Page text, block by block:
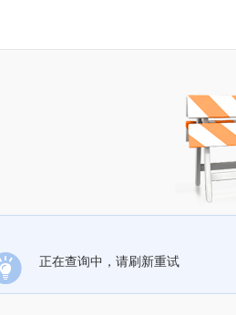
正在查询中，请刷新重试